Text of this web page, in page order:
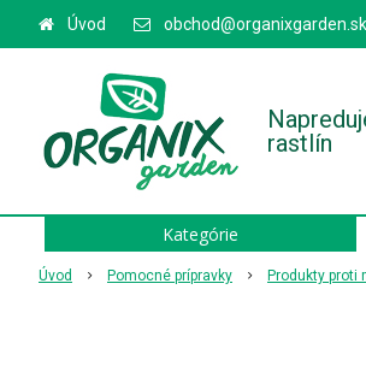
rastlín
Úvod obchod@organixgarden.sk
Úvod Pomocné prípravky Produkty proti
Kategórie